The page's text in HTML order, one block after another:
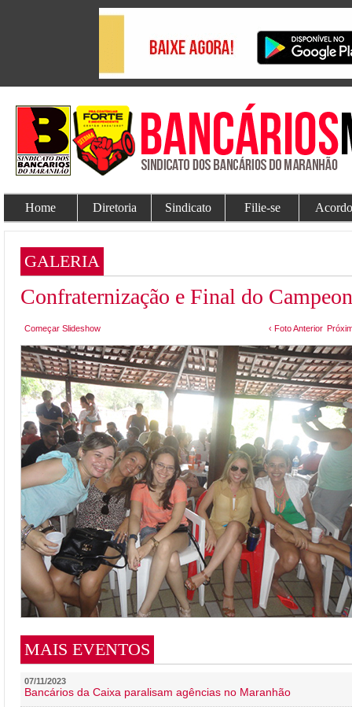
Home Diretoria Sindicato Filie-se
GALERIA
Confraternização e Final do
Começar Slideshow ‹ Foto Anterior
MAIS EVENTOS
07/11/2023
Bancários da Caixa paralisam agências no Maranhão